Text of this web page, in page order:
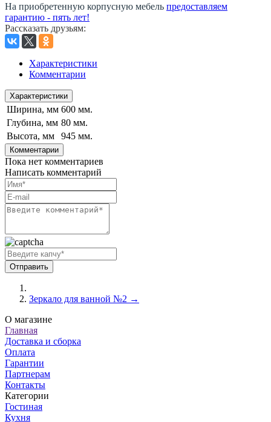
На приобретенную корпусную мебель предоставляем
гарантию - пять лет!
Рассказать друзьям:
Характеристики
Комментарии
Характеристики
Ширина, мм 600 мм.
Глубина, мм 80 мм.
Высота, мм
945 мм.
Комментарии
Пока нет комментариев
Написать комментарий
Зеркало для ванной №2 →
О магазине
Главная
Доставка и сборка
Оплата
Гарантии
Партнерам
Контакты
Категории
Гостиная
Кухня